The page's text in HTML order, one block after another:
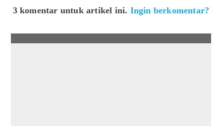
3 komentar untuk artikel ini. Ingin berkomentar?